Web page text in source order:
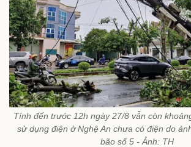
Tính đến trước 12h ngày 27/8 vẫn còn
sử dụng điện ở Nghệ An chưa có điện do
bão số 5 - Ảnh: TH